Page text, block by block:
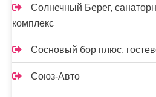
Солнечный Берег,
комплекс
Сосновый бор плюс,
Союз-Авто